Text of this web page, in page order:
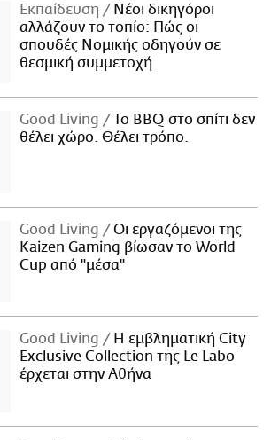
Εκπαίδευση
Νέοι δικηγόροι
αλλάζουν το τοπίο: Πώς οι
σπουδές Νομικής οδηγούν σε
θεσμική συμμετοχή
Good Living
Το BBQ στο σπίτι δεν
θέλει χώρο. Θέλει τρόπο.
Good Living
Οι εργαζόμενοι της
Kaizen Gaming βίωσαν το World
Cup από "μέσα"
Good Living
Η εμβληματική City
Exclusive Collection της Le Labo
έρχεται στην Αθήνα